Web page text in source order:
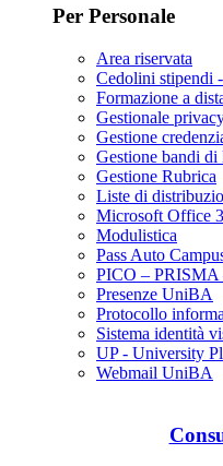
Per Personale
Area riservata
Cedolini stipendi
Formazione a
Gestionale
Gestione
Gestione bandi di
Gestione Rubrica
Liste di
Microsoft Office
Modulistica
Pass Auto
PICO –
Presenze UniBA
Protocollo
Sistema identità
UP - University
Webmail UniBA